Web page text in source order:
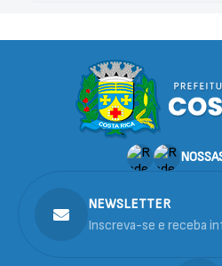
NEWSLETTER
Inscreva-se e receba